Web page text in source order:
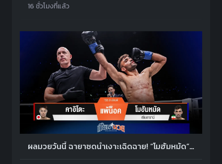
16 ชั่วโมงที่แล้ว
ผลมวยวันนี้ ฉายาซดน้ำเงาะเฉิดฉาย! “โมฮัมหมัด” หวดก้านคอน็อค “คาอิโตะ” ยก 1 คว้าโบนัส 1.5 ล้านบาท